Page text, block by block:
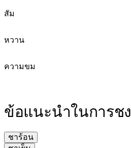
สัม
หวาน
ความขม
ข้อแนะนำในการชง
ชาร้อน